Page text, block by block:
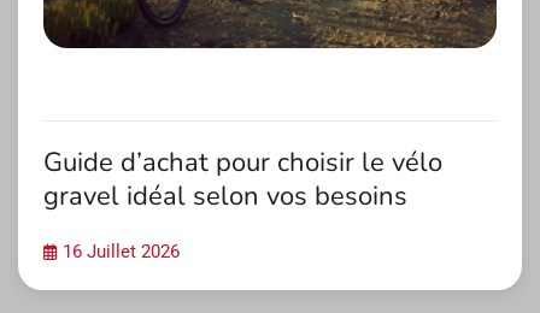
Guide d’achat pour choisir le vélo
gravel idéal selon vos besoins
16 Juillet 2026